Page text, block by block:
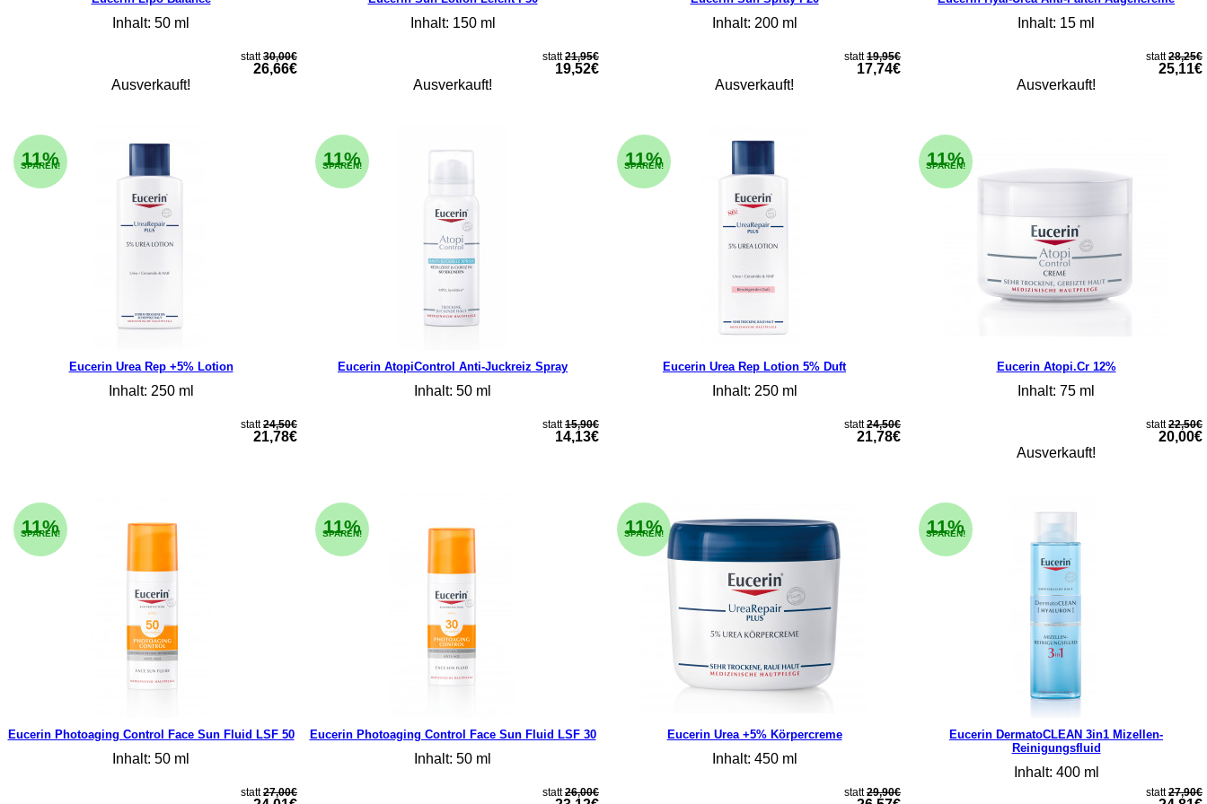
Inhalt: 50 ml
statt30,00€
26,66€
Ausverkauft!
Inhalt: 150 ml
statt21,95€
19,52€
Ausverkauft!
Inhalt: 200 ml
statt19,95€
17,74€
Ausverkauft!
Inhalt: 15 ml
statt28,25€
25,11€
Ausverkauft!
11%
SPAREN!
Eucerin Urea Rep +5% Lotion
Inhalt: 250 ml
statt24,50€
21,78€
11%
SPAREN!
Eucerin AtopiControl Anti-Juckreiz Spray
Inhalt: 50 ml
statt15,90€
14,13€
11%
SPAREN!
Eucerin Urea Rep Lotion 5% Duft
Inhalt: 250 ml
statt24,50€
21,78€
11%
SPAREN!
Eucerin Atopi.Cr 12%
Inhalt: 75 ml
statt22,50€
20,00€
Ausverkauft!
11%
SPAREN!
Eucerin Photoaging Control Face Sun Fluid LSF 50
Inhalt: 50 ml
statt27,00€
11%
SPAREN!
Eucerin Photoaging Control Face Sun Fluid LSF 30
Inhalt: 50 ml
statt26,00€
11%
SPAREN!
Eucerin Urea +5% Körpercreme
Inhalt: 450 ml
statt29,90€
11%
SPAREN!
Eucerin DermatoCLEAN 3in1 Mizellen-
Reinigungsfluid
Inhalt: 400 ml
statt27,90€